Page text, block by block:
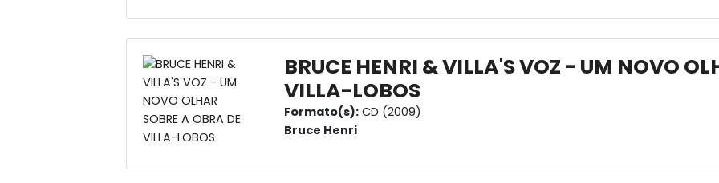
BRUCE HENRI & VILLA'S VOZ - UM NOVO
VILLA-LOBOS
Formato(s): CD (2009)
Bruce Henri